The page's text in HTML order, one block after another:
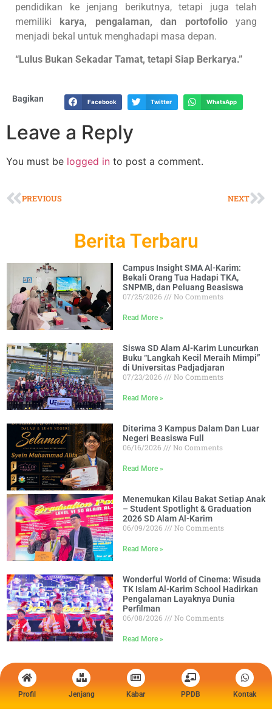
pendidikan ke jenjang berikutnya, tetapi juga telah
memiliki karya, pengalaman, dan portofolioyang
menjadi bekal untuk menghadapi masa depan.
“Lulus Bukan Sekadar Tamat, tetapi Siap Berkarya.”
Bagikan Facebook Twitter WhatsApp
Leave a Reply
You must be logged in to post a comment.
PREVIOUS NEXT
Berita Terbaru
Campus Insight SMA Al-Karim:
Bekali Orang Tua Hadapi TKA,
SNPMB, dan Peluang Beasiswa
07/25/2026
No Comments
Read More »
Siswa SD Alam Al-Karim Luncurkan
Buku “Langkah Kecil Meraih Mimpi”
di Universitas Padjadjaran
07/23/2026
No Comments
Read More »
Diterima 3 Kampus Dalam Dan Luar
Negeri Beasiswa Full
06/16/2026
No Comments
Read More »
Menemukan Kilau Bakat Setiap Anak
– Student Spotlight & Graduation
2026 SD Alam Al-Karim
06/09/2026
No Comments
Read More »
Wonderful World of Cinema: Wisuda
TK Islam Al-Karim School Hadirkan
Pengalaman Layaknya Dunia
Perfilman
06/08/2026
No Comments
Read More »
Profil Jenjang Kabar PPDB Kontak